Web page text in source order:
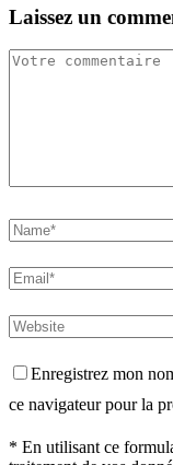
Laissez un
Enregistrez mon
ce navigateur pour la
* En utilisant ce